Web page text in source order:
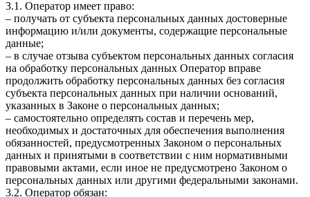
3.1. Оператор имеет право:
– получать от субъекта персональных данных достоверные
информацию и/или документы, содержащие персональные
данные;
– в случае отзыва субъектом персональных данных согласия
на обработку персональных данных Оператор вправе
продолжить обработку персональных данных без согласия
субъекта персональных данных при наличии оснований,
указанных в Законе о персональных данных;
– самостоятельно определять состав и перечень мер,
необходимых и достаточных для обеспечения выполнения
обязанностей, предусмотренных Законом о персональных
данных и принятыми в соответствии с ним нормативными
правовыми актами, если иное не предусмотрено Законом о
персональных данных или другими федеральными законами.
3.2. Оператор обязан: